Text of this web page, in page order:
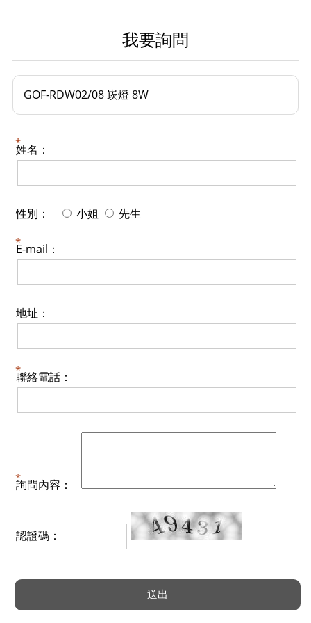
我要詢問
GOF-RDW02/08 崁燈 8W
姓名：
性別： 小姐 先生
E-mail：
地址：
聯絡電話：
詢問內容：
認證碼：